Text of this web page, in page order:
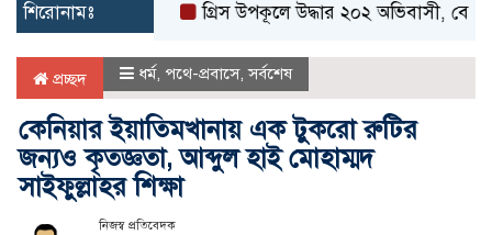
শিরোনামঃ গ্রিস উপকূলে উদ্ধার ২০২ অভিবাসী, বেশিরভাগই
প্রচ্ছদ ধর্ম, পথে-প্রবাসে,সর্বশেষ
কেনিয়ার ইয়াতিমখানায় এক টুকরো রুটির
জন্যও কৃতজ্ঞতা, আব্দুল হাই মোহাম্মদ
সাইফুল্লাহর শিক্ষা
নিজস্ব প্রতিবেদক